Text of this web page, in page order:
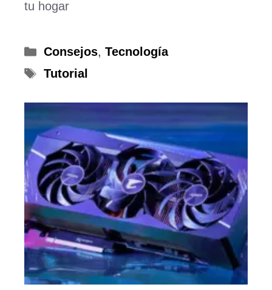
tu hogar
Categorías
Consejos, Tecnología
Etiquetas
Tutorial